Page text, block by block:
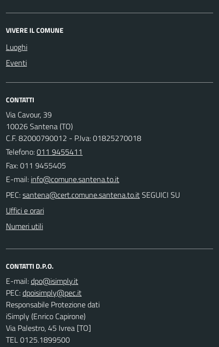
VIVERE IL COMUNE
Luoghi
Eventi
CONTATTI
Via Cavour, 39
10026 Santena (TO)
C.F. 82000790012 - P.Iva: 01825270018
Telefono:011 9455411
Fax: 011 9455405
E-mail:
PEC:
SEGUICI SU
Uffici e orari
Numeri utili
CONTATTI D.P.O.
E-mail:
PEC:
Responsabile Protezione dati
iSimply (Enrico Capirone)
Via Palestro, 45 Ivrea [TO]
TEL 0125.1899500